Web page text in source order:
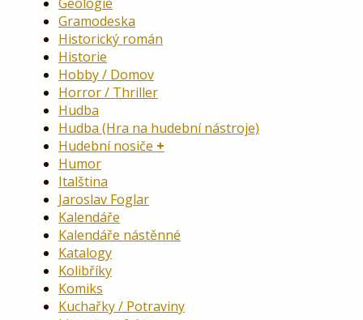
Geologie
Gramodeska
Historický román
Historie
Hobby / Domov
Horror / Thriller
Hudba
Hudba (Hra na hudební nástroje)
Hudební nosiče
Humor
Italština
Jaroslav Foglar
Kalendáře
Kalendáře nástěnné
Katalogy
Kolibříky
Komiks
Kuchařky / Potraviny